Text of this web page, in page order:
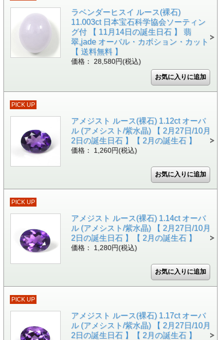
ラベンダーヒスイ ルース(裸石)
11.003ct 日本宝石科学協会ソーティン
グ付 【 11月14日の誕生日石 】 翡
翠,jade オーバル・カボション・カット
【 送料無料 】
価格： 28,580円(税込)
PICK UP
アメジスト ルース(裸石) 1.12ct オーバ
ル (アメシスト/紫水晶) 【 2月27日/10月
2日の誕生日石 】【 2月の誕生石 】
価格： 1,260円(税込)
PICK UP
アメジスト ルース(裸石) 1.14ct オーバ
ル (アメシスト/紫水晶) 【 2月27日/10月
2日の誕生日石 】【 2月の誕生石 】
価格： 1,280円(税込)
PICK UP
アメジスト ルース(裸石) 1.17ct オーバ
ル (アメシスト/紫水晶) 【 2月27日/10月
2日の誕生日石 】【 2月の誕生石 】